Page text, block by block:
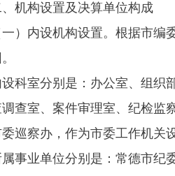
机构设置及决算单位构成
一）内设机构设置。根据市
设科室分别是：办公室、组织
查室、案件审理室、纪检监
巡察办，作为市委工作机关
属事业单位分别是：常德市纪